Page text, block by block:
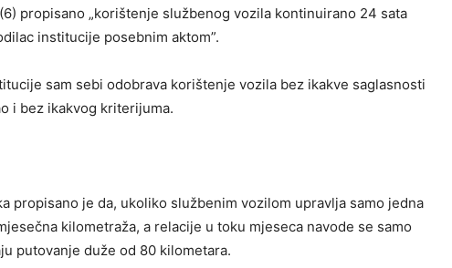
propisano „korištenje službenog vozila kontinuirano 24 sata
institucije posebnim aktom”.
sam sebi odobrava korištenje vozila bez ikakve saglasnosti
i bez ikakvog kriterijuma.
propisano je da, ukoliko službenim vozilom upravlja samo jedna
kilometraža, a relacije u toku mjeseca navode se samo
putovanje duže od 80 kilometara.